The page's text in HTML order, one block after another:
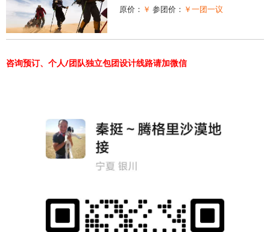
原价： ￥ 参团价： ￥一团一议
咨询预订、个人/团队独立包团设计线路请加微信